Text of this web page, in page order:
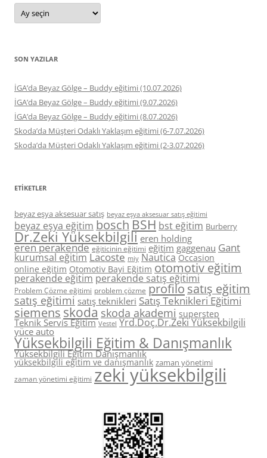
Arşivler
SON YAZILAR
İGA’da Beyaz Gölge – Buddy eğitimi (10.07.2026)
İGA’da Beyaz Gölge – Buddy eğitimi (9.07.2026)
İGA’da Beyaz Gölge – Buddy eğitimi (8.07.2026)
Skoda’da Müşteri Odaklı Yaklaşım eğitimi (6-7.07.2026)
Skoda’da Müşteri Odaklı Yaklaşım eğitimi (2-3.07.2026)
ETIKETLER
beyaz eşya aksesuar satış beyaz eşya aksesuar satış eğitimi
beyaz eşya eğitim boschBSH bst eğitim Burberry
Dr.Zeki Yüksekbilgili eren holding
eren perakende eğiticinin eğitimi eğitim gaggenau Gant
kurumsal eğitim Lacoste miy Nautica Occasion
online eğitim Otomotiv Bayi Eğitim otomotiv eğitim
perakende eğitim perakende satış eğitimi
Problem Çözme eğitimi problem çözme profilo satış eğitim
satış eğitimi satış teknikleri Satış Teknikleri Eğitimi
siemens skoda skoda akademi superstep
Teknik Servis Eğitim Vestel Yrd.Doç.Dr.Zeki Yüksekbilgili
yüce auto
Yüksekbilgili Eğitim & Danışmanlık
Yüksekbilgili Eğitim Danışmanlık
yüksekbilgili eğitim ve danışmanlık zaman yönetimi
zaman yönetimi eğitimi zeki yüksekbilgili